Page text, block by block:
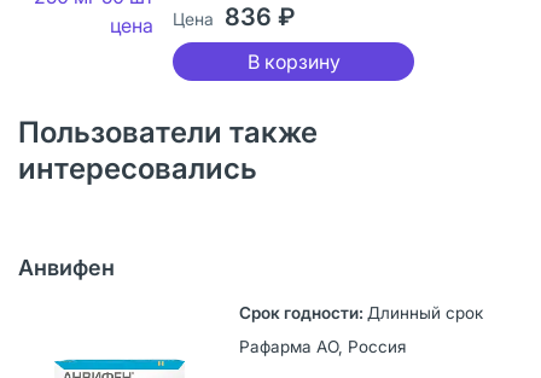
Цена 836 ₽
В корзину
Пользователи также
интересовались
Анвифен
Длинный срок
Рафарма АО, Россия